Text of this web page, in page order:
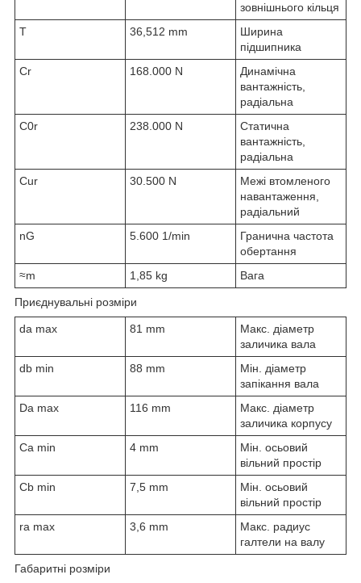
зовнішнього кільця
T
36,512 mm
Ширина
підшипника
Cr 168.000 N
Динамічна
вантажність,
радіальна
C0r 238.000 N
Статична
вантажність,
радіальна
Cur 30.500 N
Межі втомленого
навантаження,
радіальний
nG 5.600 1/min
Гранична частота
обертання
≈m
1,85 kg Вага
Приєднувальні розміри
da max 81 mm
Макс. діаметр
заличика вала
db min 88 mm
Мін. діаметр
запікання вала
Da max 116 mm
Макс. діаметр
заличика корпусу
Ca min 4 mm
Мін. осьовий
вільний простір
Cb min 7,5 mm
Мін. осьовий
вільний простір
ra max 3,6 mm
Макс. радиус
галтели на валу
Габаритні розміри